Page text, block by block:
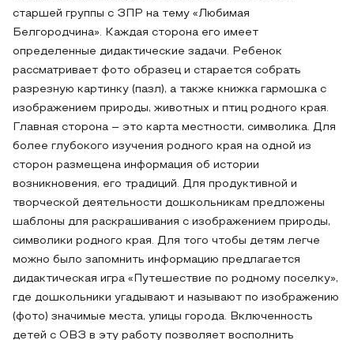
старшей группы с ЗПР на тему «Любимая
Белгородчина». Каждая сторона его имеет
определенные дидактические задачи. Ребенок
рассматривает фото образец и старается собрать
разрезную картинку (пазл), а также книжка гармошка с
изображением природы, животных и птиц родного края.
Главная сторона – это карта местности, символика. Для
более глубокого изучения родного края на одной из
сторон размещена информация об истории
возникновения, его традиций. Для продуктивной и
творческой деятельности дошкольникам предложены
шаблоны для раскрашивания с изображением природы,
символики родного края. Для того чтобы детям легче
можно было запомнить информацию предлагается
дидактическая игра «Путешествие по родному поселку»,
где дошкольники угадывают и называют по изображению
(фото) значимые места, улицы города. Включенность
детей с ОВЗ в эту работу позволяет восполнить